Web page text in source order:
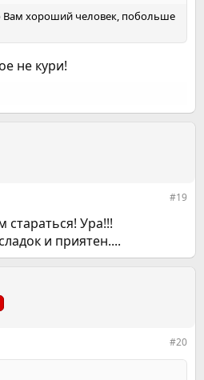
Вам хороший человек, побольше
не кури!
#19
стараться! Ура!!!
и приятен....
#20